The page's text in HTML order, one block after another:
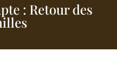
: Retour des